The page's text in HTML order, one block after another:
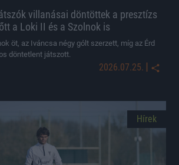
villanásai döntöttek a presztízs
a Loki II és a Szolnok is
öt, az Iváncsa négy gólt szerzett, míg az Érd
döntetlent játszott.
2026.07.25. |
Hírek